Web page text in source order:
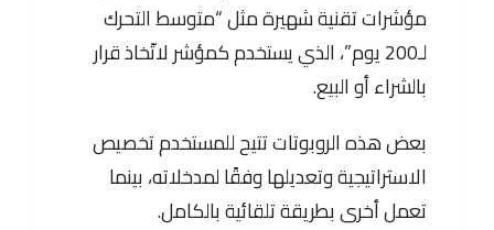
مؤشرات تقنية شهيرة مثل “متوسط التحرك
لـ200 يوم”، الذي يستخدم كمؤشر لاتّخاذ قرار
بالشراء أو البيع.
بعض هذه الروبوتات تتيح للمستخدم تخصيص
الاستراتيجية وتعديلها وفقًا لمدخلاته، بينما
تعمل أخرى بطريقة تلقائية بالكامل.